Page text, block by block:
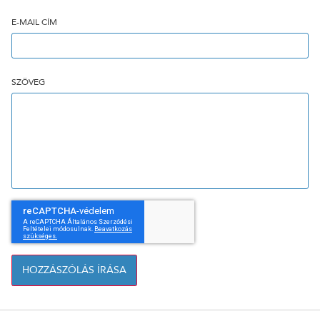
E-MAIL CÍM
SZÖVEG
HOZZÁSZÓLÁS ÍRÁSA